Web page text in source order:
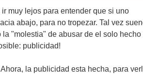
muy lejos para entender que si uno
abajo, para no tropezar. Tal vez
"molestia" de abusar de el solo hecho
publicidad!
la publicidad esta hecha, para